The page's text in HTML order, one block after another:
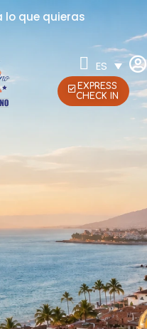
lo que quieras
ES
EXPRESS
CHECK IN